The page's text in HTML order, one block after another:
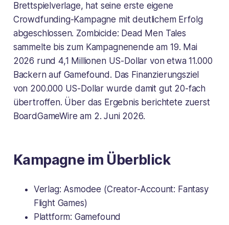
Brettspielverlage, hat seine erste eigene
Crowdfunding-Kampagne mit deutlichem Erfolg
abgeschlossen. Zombicide: Dead Men Tales
sammelte bis zum Kampagnenende am 19. Mai
2026 rund 4,1 Millionen US-Dollar von etwa 11.000
Backern auf Gamefound. Das Finanzierungsziel
von 200.000 US-Dollar wurde damit gut 20-fach
übertroffen. Über das Ergebnis berichtete zuerst
BoardGameWire am 2. Juni 2026.
Kampagne im Überblick
Verlag: Asmodee (Creator-Account: Fantasy
Flight Games)
Plattform: Gamefound